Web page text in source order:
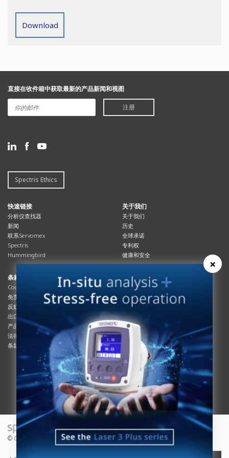
Download
直接在收件箱中获取最新的产品新闻和视图
注册
Spectris Ethics
快速链接
分析仪查找器
新闻
联系Servomex
Spectris
Hummingbird
关于我们
关于我们
历史
全球承诺
专利权
健康和安全
条款与合规
Cookies政策
免责声明
反奴隶制立法
出口管制
产品合规
法律和隐私声明
条款及细则
资源资源
总览
杂志
系统信息
产品手册
说明书
服务信息
白皮书
条款和条件
工艺手册
互动杂志
© Copyright 2026 - Servomex is a Spectris company.
×